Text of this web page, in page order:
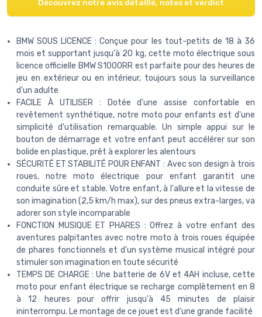
Découvrez notre avis détaillé, notes et verdict
BMW SOUS LICENCE : Conçue pour les tout-petits de 18 à 36
mois et supportant jusqu'à 20 kg, cette moto électrique sous
licence officielle BMW S1000RR est parfaite pour des heures de
jeu en extérieur ou en intérieur, toujours sous la surveillance
d'un adulte
FACILE À UTILISER : Dotée d'une assise confortable en
revêtement synthétique, notre moto pour enfants est d'une
simplicité d'utilisation remarquable. Un simple appui sur le
bouton de démarrage et votre enfant peut accélérer sur son
bolide en plastique, prêt à explorer les alentours
SÉCURITÉ ET STABILITÉ POUR ENFANT : Avec son design à trois
roues, notre moto électrique pour enfant garantit une
conduite sûre et stable. Votre enfant, à l'allure et la vitesse de
son imagination (2,5 km/h max), sur des pneus extra-larges, va
adorer son style incomparable
FONCTION MUSIQUE ET PHARES : Offrez à votre enfant des
aventures palpitantes avec notre moto à trois roues équipée
de phares fonctionnels et d'un système musical intégré pour
stimuler son imagination en toute sécurité
TEMPS DE CHARGE : Une batterie de 6V et 4AH incluse, cette
moto pour enfant électrique se recharge complètement en 8
à 12 heures pour offrir jusqu'à 45 minutes de plaisir
ininterrompu. Le montage de ce jouet est d'une grande facilité